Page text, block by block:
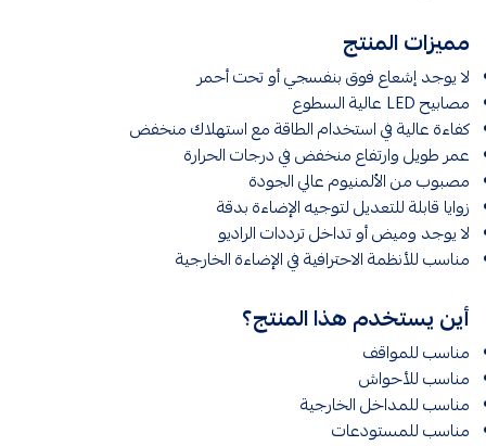
مميزات المنتج
لا يوجد إشعاع فوق بنفسجي أو تحت أحمر
مصابيح LED عالية السطوع
كفاءة عالية في استخدام الطاقة مع استهلاك منخفض
عمر طويل وارتفاع منخفض في درجات الحرارة
مصبوب من الألمنيوم عالي الجودة
زوايا قابلة للتعديل لتوجيه الإضاءة بدقة
لا يوجد وميض أو تداخل ترددات الراديو
مناسب للأنظمة الاحترافية في الإضاءة الخارجية
أين يستخدم هذا المنتج؟
مناسب للمواقف
مناسب للأحواش
مناسب للمداخل الخارجية
مناسب للمستودعات